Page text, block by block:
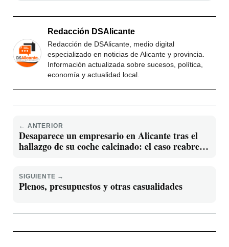
Redacción DSAlicante
Redacción de DSAlicante, medio digital
especializado en noticias de Alicante y provincia.
Información actualizada sobre sucesos, política,
economía y actualidad local.
← ANTERIOR
Desaparece un empresario en Alicante tras el
hallazgo de su coche calcinado: el caso reabre
SIGUIENTE →
Plenos, presupuestos y otras casualidades